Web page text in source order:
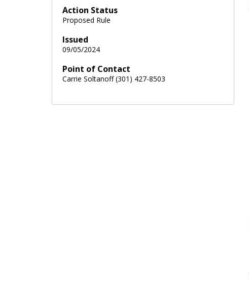
Action Status
Proposed Rule
Issued
09/05/2024
Point of Contact
Carrie Soltanoff (301) 427-8503